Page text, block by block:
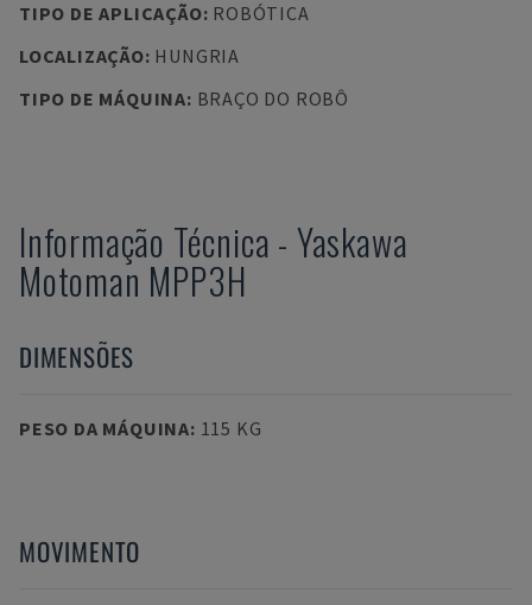
TIPO DE APLICAÇÃO: ROBÓTICA
LOCALIZAÇÃO: HUNGRIA
TIPO DE MÁQUINA: BRAÇO DO ROBÔ
Informação Técnica - Yaskawa
Motoman MPP3H
DIMENSÕES
PESO DA MÁQUINA: 115 KG
MOVIMENTO